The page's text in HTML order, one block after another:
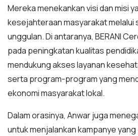
Mereka menekankan visi dan misi
kesejahteraan masyarakat melalui
unggulan. Di antaranya, BERANI
pada peningkatan kualitas
mendukung akses layanan
serta program-program yang
ekonomi masyarakat lokal.
Dalam orasinya, Anwar juga
untuk menjalankan kampanye